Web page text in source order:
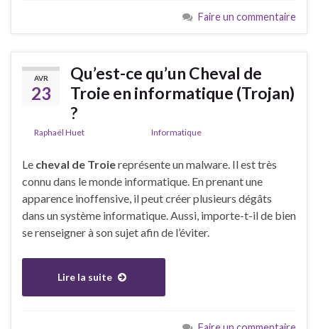
Faire un commentaire
AVR
23
Qu’est-ce qu’un Cheval de
Troie en informatique (Trojan)
?
Raphaël Huet Informatique
Le cheval de Troiereprésente un malware. Il est très
connu dans le monde informatique. En prenant une
apparence inoffensive, il peut créer plusieurs dégâts
dans un système informatique. Aussi, importe-t-il de bien
se renseigner à son sujet afin de l’éviter.
Lire la suite